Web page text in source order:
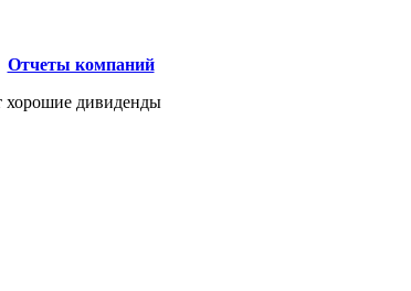
Отчеты компаний
хорошие дивиденды